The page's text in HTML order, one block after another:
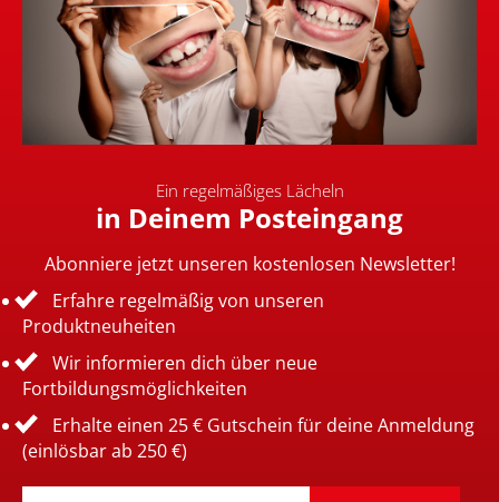
Ein regelmäßiges Lächeln
in Deinem Posteingang
Abonniere jetzt unseren kostenlosen Newsletter!
Erfahre regelmäßig von unseren
Produktneuheiten
Wir informieren dich über neue
Fortbildungsmöglichkeiten
Erhalte einen 25 € Gutschein für deine Anmeldung
(einlösbar ab 250 €)